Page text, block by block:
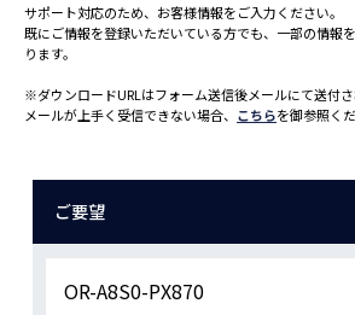
サポート対応のため、お客様情報をご入力ください。
既にご情報を登録いただいている方でも、一部の情報
ります。
※ダウンロードURLはフォーム送信後メールにて送付さ
メールが上手く受信できない場合、 こちらを御参照くだ
ご要望